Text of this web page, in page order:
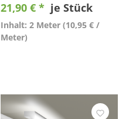
21,90 € * je Stück
Inhalt: 2 Meter (10,95 € /
Meter)